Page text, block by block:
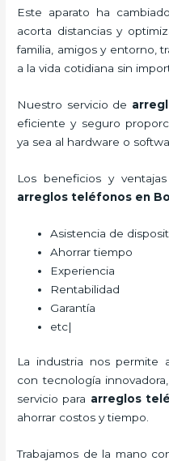
Este aparato ha
acorta distancias y
familia, amigos y entorno,
a la vida cotidiana sin
Nuestro servicio de
eficiente y seguro
ya sea al hardware o
Los beneficios y
arreglos teléfonos en
Asistencia de
Ahorrar tiempo
Experiencia
Rentabilidad
Garantía
etc|
La industria nos permite
con tecnología
servicio para arreglos
ahorrar costos y tiempo.
Trabajamos de la mano